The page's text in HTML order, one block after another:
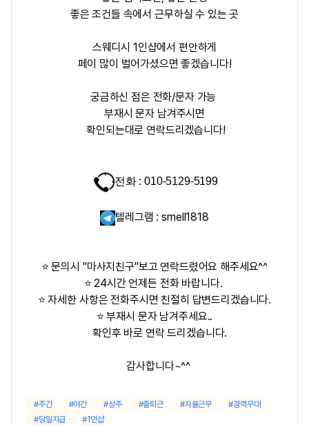
좋은 조건들 속에서 근무하실 수 있는 곳
스웨디시 1인샵에서 편안하게
페이 많이 벌어가셨으면 좋겠습니다!
궁금하신 점은 전화/문자 가능
부재시 문자 남겨주시면
확인되는대로 연락드리겠습니다!
전화 : 010-5129-5199
텔레그램 : smell1818
⭐ 문의시 "마사지친구"보고 연락드렸어요 해주세요^^
⭐ 24시간 언제든 전화 바랍니다.
⭐ 자세한 사항은 전화주시면 친절히 답변드리겠습니다.
⭐ 부재시 문자 남겨주세요..
확인후 바로 연락 드리겠습니다.
감사합니다~^^
주간 야간 상주 출퇴근 자율근무
경력우대
당일지급
1인샵